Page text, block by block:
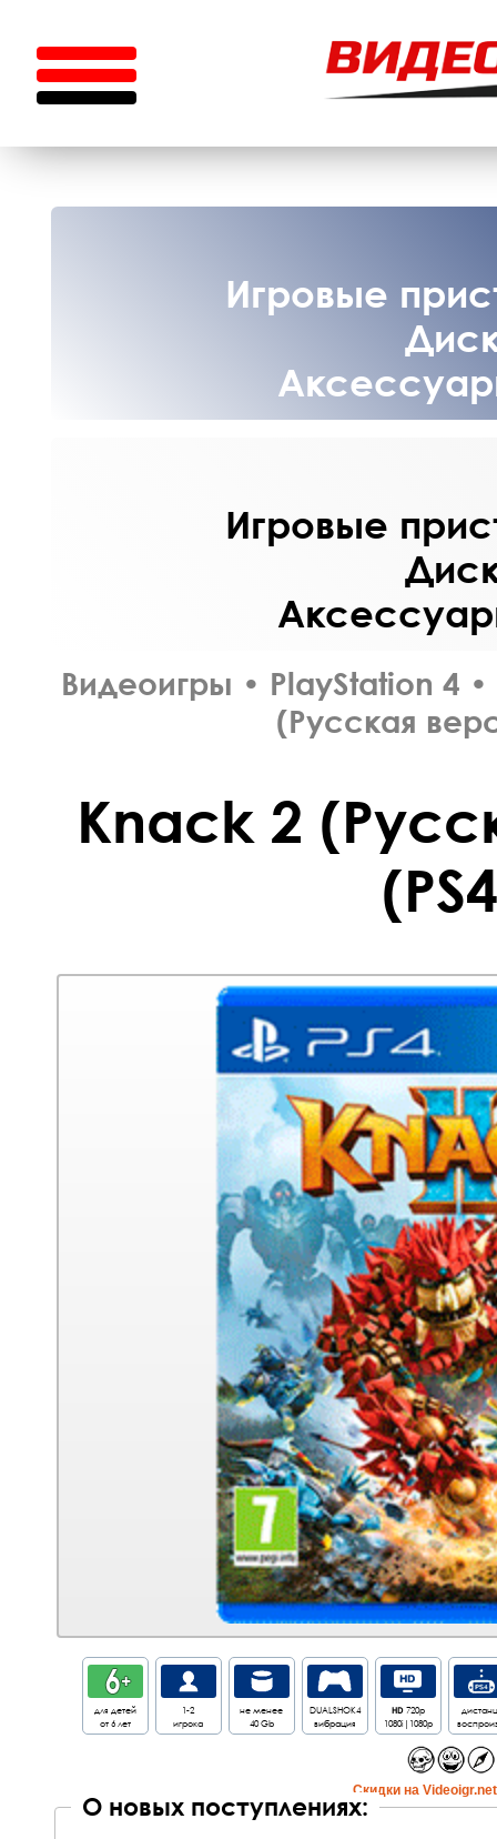
Игровые
Игровые
Видеоигры • PlayStation 4 •
(Русская
Knack 2
для детей
от 6 лет
1-2
игрока
не менее
40 Gb
DUALSHOK4
вибрация
HD720p
1080i|1080p
Cкидки на
О новых поступлениях: